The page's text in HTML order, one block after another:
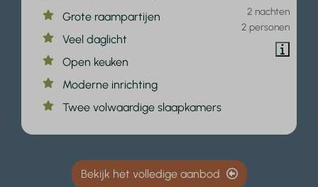
2 nachten
2 personen
Grote raampartijen
Veel daglicht
Open keuken
Moderne inrichting
Twee volwaardige slaapkamers
Bekijk het volledige aanbod